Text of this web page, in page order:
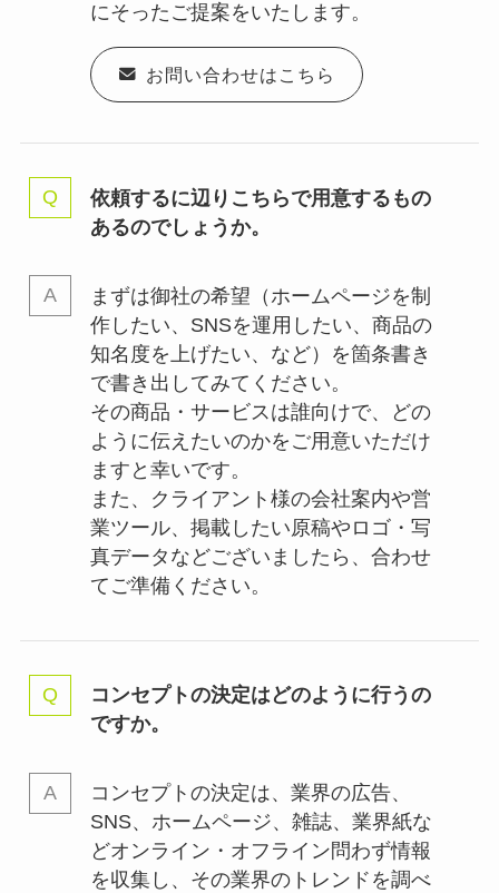
にそったご提案をいたします。
お問い合わせはこちら
依頼するに辺りこちらで用意するもの
あるのでしょうか。
まずは御社の希望（ホームページを制
作したい、SNSを運用したい、商品の
知名度を上げたい、など）を箇条書き
で書き出してみてください。
その商品・サービスは誰向けで、どの
ように伝えたいのかをご用意いただけ
ますと幸いです。
また、クライアント様の会社案内や営
業ツール、掲載したい原稿やロゴ・写
真データなどございましたら、合わせ
てご準備ください。
コンセプトの決定はどのように行うの
ですか。
コンセプトの決定は、業界の広告、
SNS、ホームページ、雑誌、業界紙な
どオンライン・オフライン問わず情報
を収集し、その業界のトレンドを調べ